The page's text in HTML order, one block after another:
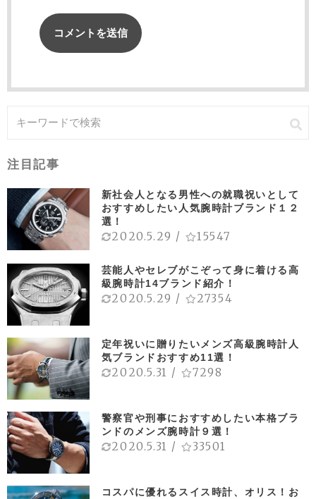
注目記事
新社会人となる男性への就職祝いとして
おすすめしたい人気腕時計ブランド１２
選！
2020.5.29 / 15547
芸能人やセレブがこぞって身に着ける高
級腕時計14ブランド紹介！
2020.5.29 / 27354
定年祝いに贈りたいメンズ高級腕時計人
気ブランドおすすめ11選！
2020.5.31 / 7298
警察官や刑事におすすめしたい本格ブラ
ンドのメンズ腕時計９選！
2020.5.31 / 33501
コスパに優れるスイス時計、オリス！お